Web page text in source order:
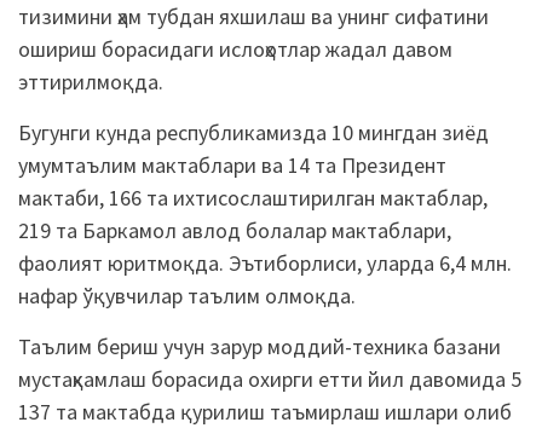
тизимини ҳам тубдан яхшилаш ва унинг сифатини
ошириш борасидаги ислоҳотлар жадал давом
эттирилмоқда.
Бугунги кунда республикамизда 10 мингдан зиёд
умумтаълим мактаблари ва 14 та Президент
мактаби, 166 та ихтисослаштирилган мактаблар,
219 та Баркамол авлод болалар мактаблари,
фаолият юритмоқда. Эътиборлиси, уларда 6,4 млн.
нафар ўқувчилар таълим олмоқда.
Таълим бериш учун зарур моддий-техника базани
мустаҳкамлаш борасида охирги етти йил давомида 5
137 та мактабда қурилиш таъмирлаш ишлари олиб